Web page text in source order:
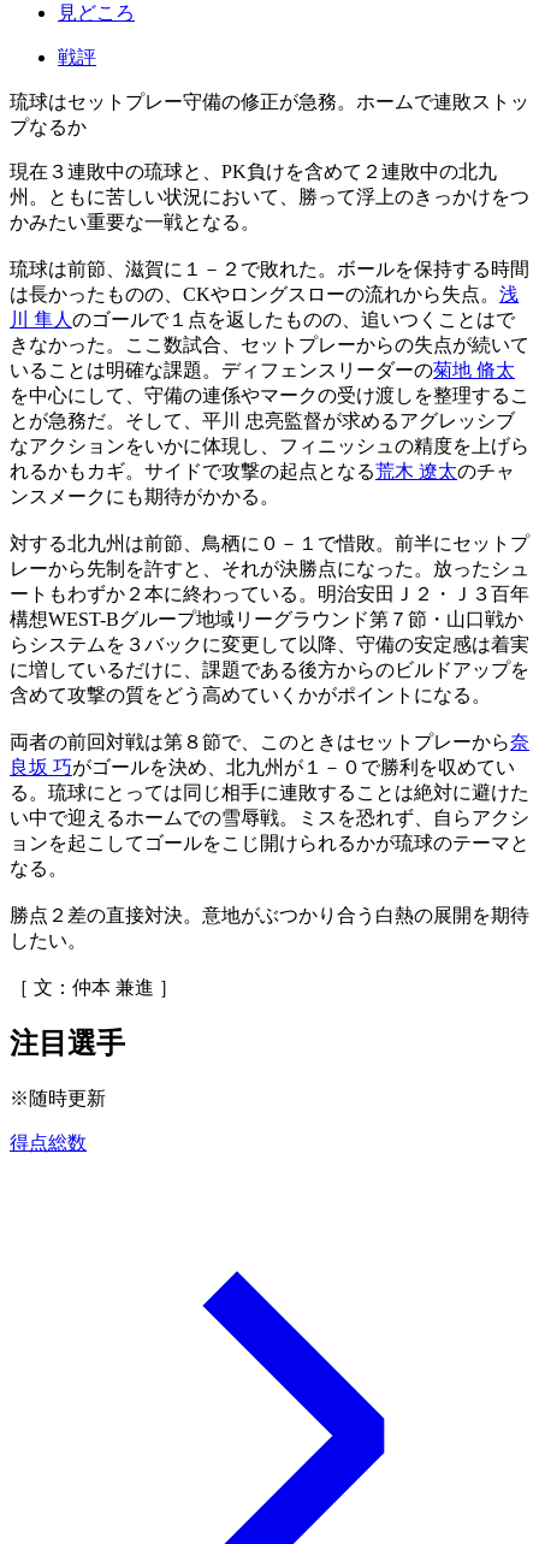
見どころ
戦評
琉球はセットプレー守備の修正が急務。ホームで連敗ストッ
プなるか
現在３連敗中の琉球と、PK負けを含めて２連敗中の北九
州。ともに苦しい状況において、勝って浮上のきっかけをつ
かみたい重要な一戦となる。
琉球は前節、滋賀に１－２で敗れた。ボールを保持する時間
は長かったものの、CKやロングスローの流れから失点。 浅
川 隼人 のゴールで１点を返したものの、追いつくことはで
きなかった。ここ数試合、セットプレーからの失点が続いて
いることは明確な課題。ディフェンスリーダーの菊地 脩太
を中心にして、守備の連係やマークの受け渡しを整理するこ
とが急務だ。そして、平川 忠亮監督が求めるアグレッシブ
なアクションをいかに体現し、フィニッシュの精度を上げら
れるかもカギ。サイドで攻撃の起点となる荒木 遼太のチャ
ンスメークにも期待がかかる。
対する北九州は前節、鳥栖に０－１で惜敗。前半にセットプ
レーから先制を許すと、それが決勝点になった。放ったシュ
ートもわずか２本に終わっている。明治安田Ｊ２・Ｊ３百年
構想WEST-Bグループ地域リーグラウンド第７節・山口戦か
らシステムを３バックに変更して以降、守備の安定感は着実
に増しているだけに、課題である後方からのビルドアップを
含めて攻撃の質をどう高めていくかがポイントになる。
両者の前回対戦は第８節で、このときはセットプレーから奈
良坂 巧がゴールを決め、北九州が１－０で勝利を収めてい
る。琉球にとっては同じ相手に連敗することは絶対に避けた
い中で迎えるホームでの雪辱戦。ミスを恐れず、自らアクシ
ョンを起こしてゴールをこじ開けられるかが琉球のテーマと
なる。
勝点２差の直接対決。意地がぶつかり合う白熱の展開を期待
したい。
［ 文：仲本 兼進 ］
注目選手
※随時更新
得点総数